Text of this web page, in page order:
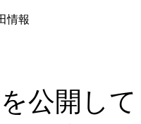
情報
公開し